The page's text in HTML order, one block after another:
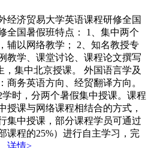
经济贸易大学英语课程研修全国
全国暑假班特点： 1、集中两个
辅以网络教学； 2、知名教授专
教学、课堂讨论、课程论文撰写
，集中北京授课。 外国语言学及
商务英语方向、经贸翻译方向。
时，分两个暑假集中授课。课程
授课与网络课程相结合的方式，
集中授课，部分课程学员可通过
课程的25%）进行自主学习，完
详情>